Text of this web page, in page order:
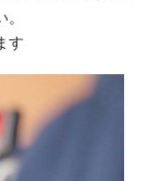
す